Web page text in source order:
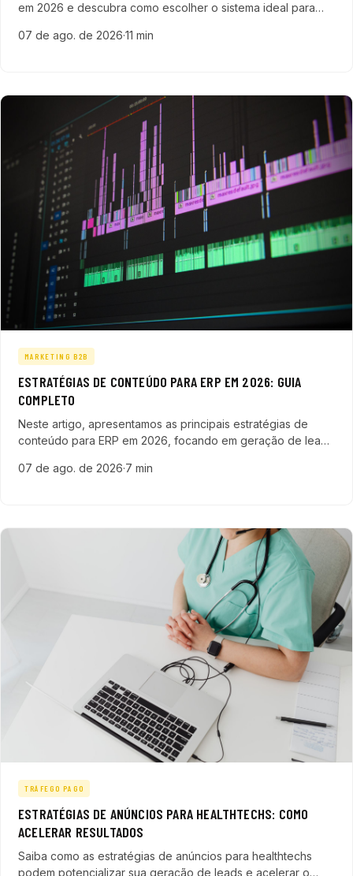
em 2026 e descubra como escolher o sistema ideal para
qualificados.
07 de ago. de 2026·11 min
MARKETING B2B
ESTRATÉGIAS DE CONTEÚDO PARA ERP EM 2026: GUIA
COMPLETO
Neste artigo, apresentamos as principais estratégias de
conteúdo para ERP em 2026, focando em geração de leads
empresas de tecnologia.
07 de ago. de 2026·7 min
TRÁFEGO PAGO
ESTRATÉGIAS DE ANÚNCIOS PARA HEALTHTECHS: COMO
ACELERAR RESULTADOS
Saiba como as estratégias de anúncios para healthtechs
podem potencializar sua geração de leads e acelerar o